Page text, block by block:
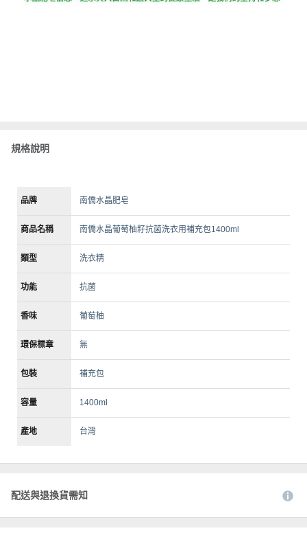
規格說明
品牌 南僑水晶肥皂
商品名稱 南僑水晶葡萄柚籽抗菌洗衣用補充包1400ml
類型 洗衣精
功能 抗菌
香味 葡萄柚
環保標章 無
包裝 補充包
容量 1400ml
產地 台灣
配送與退換貨需知